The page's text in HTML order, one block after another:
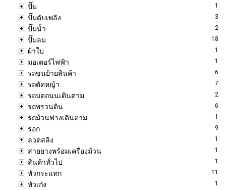
ปั๊ม 1
ปั๊มดับเพลิง 3
ปั๊มน้ำ 2
ปั๊มลม 18
ผ้าใบ 1
มอเตอร์ไฟฟ้า 1
รถขนย้ายสินค้า 6
รถตัดหญ้า 7
รถบดถนนเดินตาม 2
รถพรวนดิน 6
รถม้วนฟางเดินตาม 1
รอก 9
ลวดสลิง 1
สายยางพร้อมเครื่องม้วน 1
สินค้าทั่วไป 1
หัวกระแทก 11
หัวเก๋ง 1